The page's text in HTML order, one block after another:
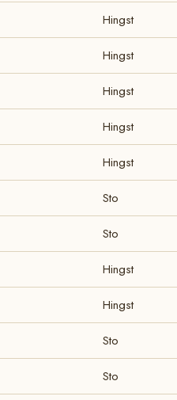
Hingst
Hingst
Hingst
Hingst
Hingst
Sto
Sto
Hingst
Hingst
Sto
Sto